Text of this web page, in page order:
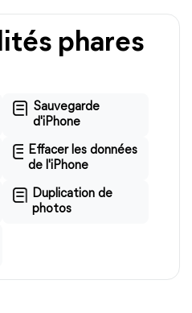
phares
Sauvegarde
d'iPhone
Effacer les données
de l'iPhone
Duplication de
photos